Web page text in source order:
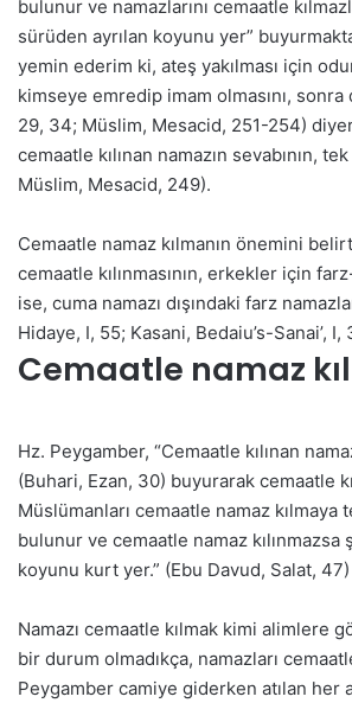
bulunur ve namazlarını cemaatle
sürüden ayrılan koyunu yer”
yemin ederim ki, ateş yakılması için
kimseye emredip imam olmasını,
29, 34; Müslim, Mesacid, 251-254)
cemaatle kılınan namazın sevabının,
Müslim, Mesacid, 249).
Cemaatle namaz kılmanın önemini
cemaatle kılınmasının, erkekler için
ise, cuma namazı dışındaki farz
Hidaye, I, 55; Kasani, Bedaiu’s-Sanai’,
Cemaatle namaz
Hz. Peygamber, “Cemaatle kılınan
(Buhari, Ezan, 30) buyurarak cemaatle
Müslümanları cemaatle namaz
bulunur ve cemaatle namaz
koyunu kurt yer.” (Ebu Davud, Salat,
Namazı cemaatle kılmak kimi
bir durum olmadıkça, namazları
Peygamber camiye giderken atılan